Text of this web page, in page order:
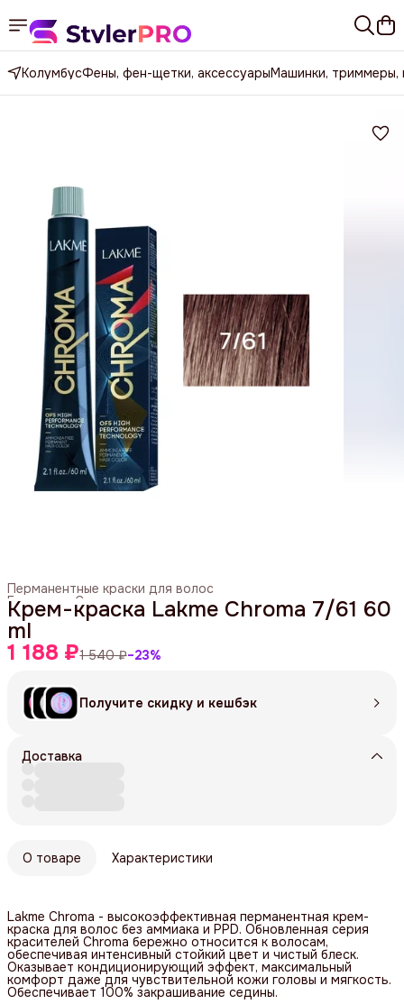
КолумбусФены, фен-щетки, аксессуарыМашинки, триммеры,
Перманентные краски для волос
Средства для окрашивания ›
Главная
Крем-краска Lakme Chroma 7/61 60
ml
1 188 ₽1 540 ₽−23%
Получите скидку и кешбэк
Доставка
О товаре Характеристики
Lakme Chroma - высокоэффективная перманентная крем-
краска для волос без аммиака и PPD. Обновленная серия
красителей Chroma бережно относится к волосам,
обеспечивая интенсивный стойкий цвет и чистый блеск.
Оказывает кондиционирующий эффект, максимальный
комфорт даже для чувствительной кожи головы и мягкость.
Обеспечивает 100% закрашивание седины.